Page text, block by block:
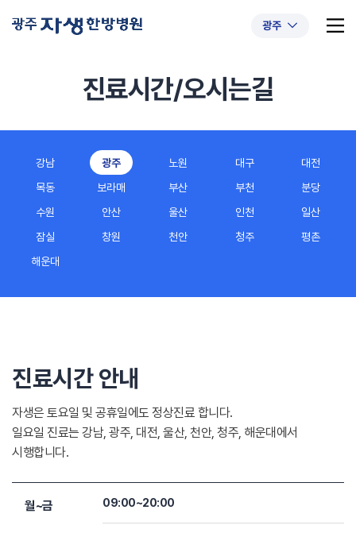
광주
#교통사고후유증
진료시간/오시는길
강남 광주 노원 대구
대전
목동
보라매 부산 부천
분당
수원
안산 울산 인천
일산
잠실
창원 천안 청주
평촌
해운대
진료시간 안내
자생은 토요일 및 공휴일에도 정상진료 합니다.
일요일 진료는 강남, 광주, 대전, 울산, 천안, 청주, 해운대에서
시행합니다.
월~금 09:00~20:00